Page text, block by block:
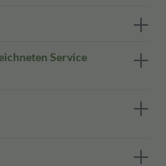
Service